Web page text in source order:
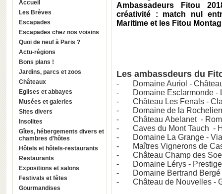
Accueil
Les Brèves
Escapades
Escapades chez nos voisins
Quoi de neuf à Paris ?
Actu-régions
Bons plans !
Jardins, parcs et zoos
Châteaux
Eglises et abbayes
Musées et galeries
Sites divers
Insolites
Gîtes, hébergements divers et
chambres d'hôtes
Hôtels et hôtels-restaurants
Restaurants
Expositions et salons
Festivals et fêtes
Gourmandises
Ambassadeurs Fitou
créativité : match nul
Maritime et les Fitou
Les ambassdeurs du
- Domaine Auriol -
- Domaine Esclarmonde -
- Château Les Fenals -
- Domaine de la
- Château Abelanet -
- Caves du Mont Tauch -
- Domaine La Grange - Via
- Maîtres Vignerons de
- Château Champ des
- Domaine Lérys - Prestige
- Domaine Bertrand Bergé
- Château de Nouvelles -